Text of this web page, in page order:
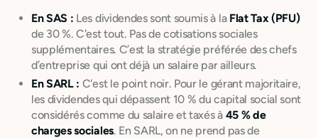
En SAS : Les dividendes sont soumis à la Flat Tax (PFU)
de 30 %. C'est tout. Pas de cotisations sociales
supplémentaires. C’est la stratégie préférée des chefs
d’entreprise qui ont déjà un salaire par ailleurs.
En SARL : C'est le point noir. Pour le gérant majoritaire,
les dividendes qui dépassent 10 % du capital social sont
considérés comme du salaire et taxés à 45 % de
charges sociales. En SARL, on ne prend pas de